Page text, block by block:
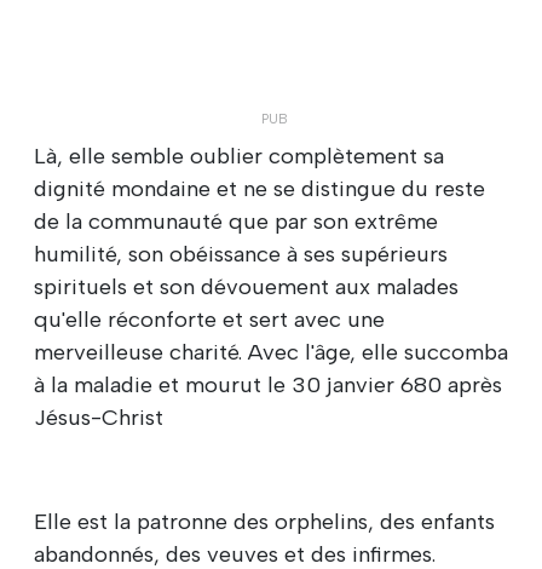
Là, elle semble oublier complètement sa
dignité mondaine et ne se distingue du reste
de la communauté que par son extrême
humilité, son obéissance à ses supérieurs
spirituels et son dévouement aux malades
qu'elle réconforte et sert avec une
merveilleuse charité. Avec l'âge, elle succomba
à la maladie et mourut le 30 janvier 680 après
Jésus-Christ
Elle est la patronne des orphelins, des enfants
abandonnés, des veuves et des infirmes.